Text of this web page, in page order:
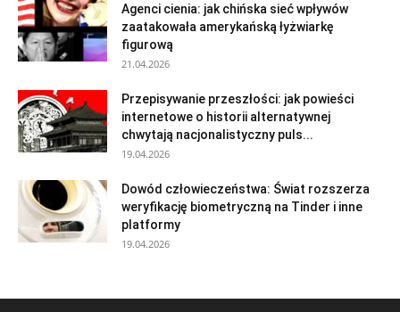
Agenci cienia: jak chińska sieć wpływów
zaatakowała amerykańską łyżwiarkę
figurową
21.04.2026
Przepisywanie przeszłości: jak powieści
internetowe o historii alternatywnej
chwytają nacjonalistyczny puls...
19.04.2026
Dowód człowieczeństwa: Świat rozszerza
weryfikację biometryczną na Tinder i inne
platformy
19.04.2026